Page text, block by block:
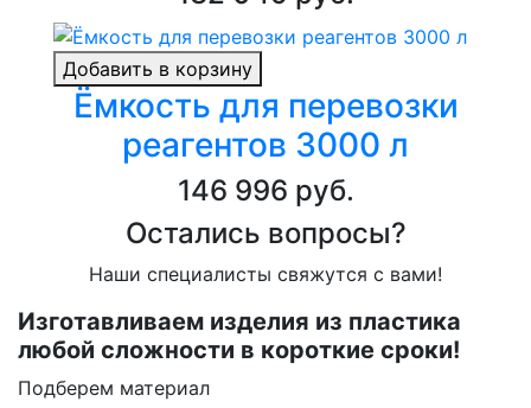
Добавить в корзину
Ёмкость для перевозки
реагентов 3000 л
146 996 руб.
Остались вопросы?
Наши специалисты свяжутся с вами!
Изготавливаем изделия из пластика
любой сложности в короткие сроки!
Подберем материал